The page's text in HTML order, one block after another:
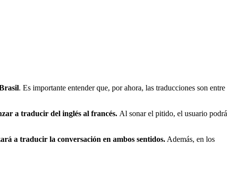
. Es importante entender que, por ahora, las traducciones son entre
a traducir del inglés al francés. Al sonar el pitido, el usuario podrá
a traducir la conversación en ambos sentidos. Además, en los